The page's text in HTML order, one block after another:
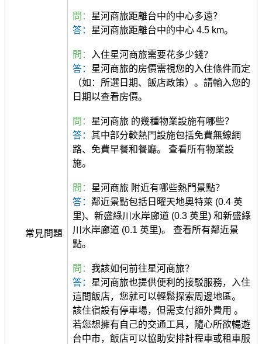
常見問題
問： 星河商旅距離台中的中心多遠？
答： 星河商旅距離台中的中心 4.5 km。
問：
入住星河商旅需要花多少錢？
答： 星河商旅的房價需視您的入住條件而定
（如：所選日期、飯店政策）。請輸入您的
日期以查看房價。
問： 星河商旅 的幾種物業設施有哪些？
答： 其中部分較熱門設施包括免費無線網
路、免費早餐和餐廳。 查看所有物業設
施。
問： 星河商旅 附近有哪些熱門景點？
答： 鄰近景點包括日曜天地奧特萊 (0.4 英
里)、新盛綠川水岸廊道 (0.3 英里) 和新盛綠
川水岸廊道 (0.1 英里)。 查看所有鄰近景
點。
問： 我該如何前往星河商旅？
答： 星河商旅也提供便利的接駁服務，入住
這間飯店，您就可以輕鬆探索周邊地區。
該住宿設有停車場，但需支付額外費用 。
若您想擁有自己的交通工具，隨心所欲暢遊
台中市，飯店可以協助安排計程車或租車服